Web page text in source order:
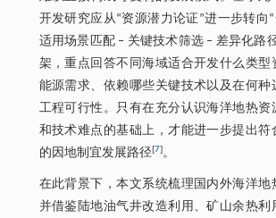
开发研究应从“资源潜力论证”进一步转向
适用场景匹配 ‒ 关键技术筛选 ‒ 差异化路
架，重点回答不同海域适合开发什么类型
能源需求、依赖哪些关键技术以及在何种
工程可行性。只有在充分认识海洋地热资
和技术难点的基础上，才能进一步提出符
的因地制宜发展路径[7]。
在此背景下，本文系统梳理国内外海洋地
并借鉴陆地油气井改造利用、矿山余热利